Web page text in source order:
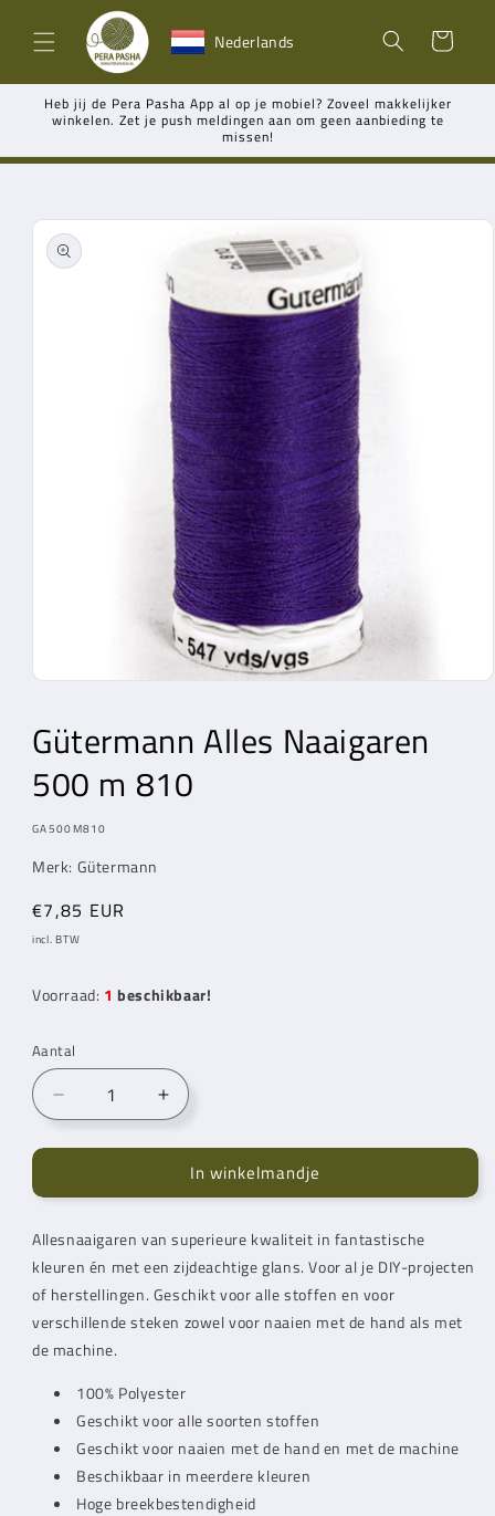
naar de
content Nederlands Winkelwagen
Heb jij de Pera Pasha App al op je mobiel? Zoveel makkelijker
winkelen. Zet je push meldingen aan om geen aanbieding te
missen!
direct naar
in
modaal
Gütermann Alles Naaigaren
500 m 810
MODEL:
GA500M810
Merk: Gütermann
Normale
prijs
€7,85 EUR
incl. BTW
Voorraad: 1 beschikbaar!
Aantal
Aantal
verlagen
voor
Alles
500
m
810
Aantal
verhogen
voor
Gütermann
Alles
500
m
810
In winkelmandje
Allesnaaigaren van superieure kwaliteit in fantastische
kleuren én met een zijdeachtige glans. Voor al je DIY-projecten
of herstellingen. Geschikt voor alle stoffen en voor
verschillende steken zowel voor naaien met de hand als met
de machine.
100% Polyester
Geschikt voor alle soorten stoffen
Geschikt voor naaien met de hand en met de machine
Beschikbaar in meerdere kleuren
Hoge breekbestendigheid